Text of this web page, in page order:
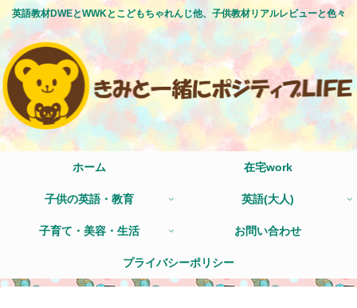
英語教材DWEとWWKとこどもちゃれんじ他、子供教材リアルレビューと色々
ホーム 在宅work
子供の英語・教育 英語(大人)
子育て・美容・生活 お問い合わせ
プライバシーポリシー